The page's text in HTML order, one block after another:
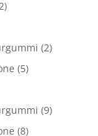
(2)
(5)
(9)
(8)